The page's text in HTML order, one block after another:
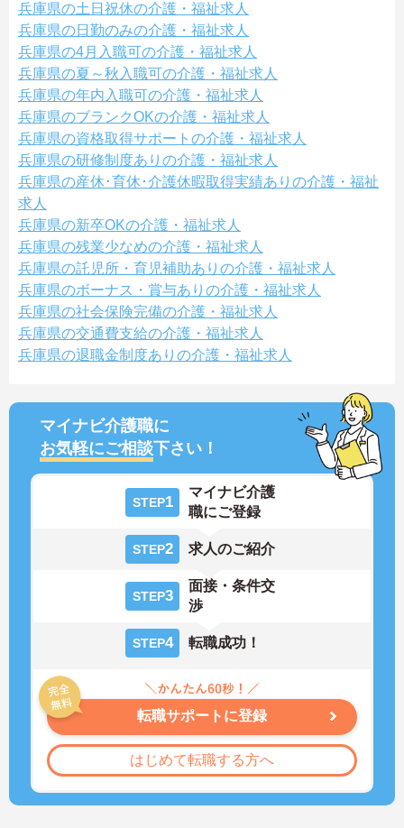
兵庫県の土日祝休の介護・福祉求人
兵庫県の日勤のみの介護・福祉求人
兵庫県の4月入職可の介護・福祉求人
兵庫県の夏～秋入職可の介護・福祉求人
兵庫県の年内入職可の介護・福祉求人
兵庫県のブランクOKの介護・福祉求人
兵庫県の資格取得サポートの介護・福祉求人
兵庫県の研修制度ありの介護・福祉求人
兵庫県の産休･育休･介護休暇取得実績ありの介護・福祉
求人
兵庫県の新卒OKの介護・福祉求人
兵庫県の残業少なめの介護・福祉求人
兵庫県の託児所・育児補助ありの介護・福祉求人
兵庫県のボーナス・賞与ありの介護・福祉求人
兵庫県の社会保険完備の介護・福祉求人
兵庫県の交通費支給の介護・福祉求人
兵庫県の退職金制度ありの介護・福祉求人
マイナビ介護職に
お気軽にご相談下さい！
STEP1
マイナビ介護
職にご登録
STEP2 求人のご紹介
STEP3
面接・条件交
渉
STEP4 転職成功！
転職サポートに登録
はじめて転職する方へ